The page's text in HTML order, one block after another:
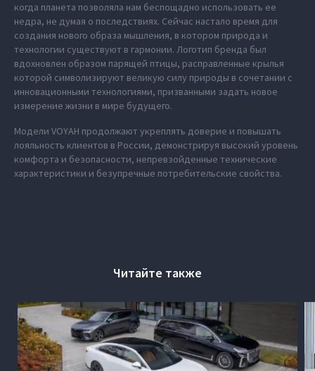
когда планета позволяла нам беспощадно использовать ее
недра, не думая о последствиях. Сейчас настало время для
создания нового образа мышления, в котором природа и
технологии существуют в гармонии. Логотип бренда был
вдохновлен образом парящей птицы, расправленные крылья
которой символизируют великую силу природы в сочетании с
инновационными технологиями, призванными задать новое
измерение жизни в мире будущего.
Модели VOYAH продолжают укреплять доверие и повышать
лояльность клиентов в России, демонстрируя высокий уровень
комфорта и безопасности, непревзойденные технические
характеристики и безупречные потребительские свойства.
Читайте также